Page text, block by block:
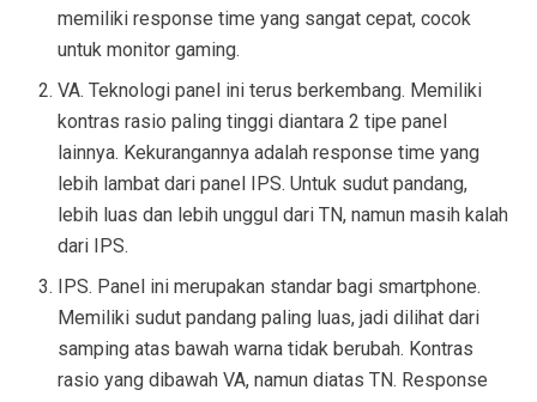
memiliki response time yang sangat cepat, cocok
untuk monitor gaming.
VA. Teknologi panel ini terus berkembang. Memiliki
kontras rasio paling tinggi diantara 2 tipe panel
lainnya. Kekurangannya adalah response time yang
lebih lambat dari panel IPS. Untuk sudut pandang,
lebih luas dan lebih unggul dari TN, namun masih kalah
dari IPS.
IPS. Panel ini merupakan standar bagi smartphone.
Memiliki sudut pandang paling luas, jadi dilihat dari
samping atas bawah warna tidak berubah. Kontras
rasio yang dibawah VA, namun diatas TN. Response